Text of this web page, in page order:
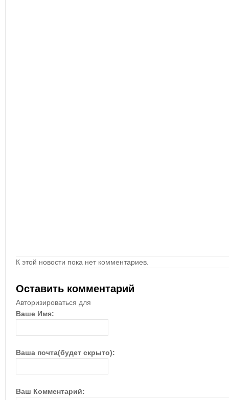
К этой новости пока нет комментариев.
Оставить комментарий
Авторизироваться для
Ваше Имя:
Ваша почта(будет скрыто):
Ваш Комментарий: